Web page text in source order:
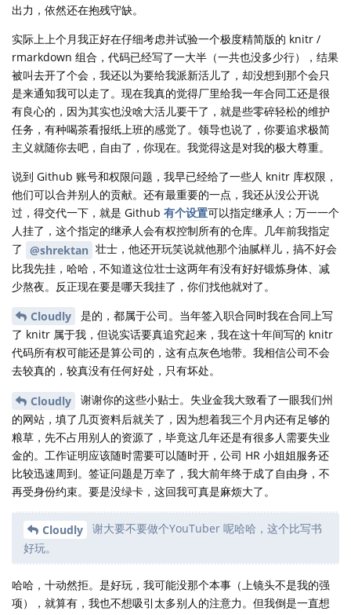
出力，依然还在抱残守缺。
实际上上个月我正好在仔细考虑并试验一个极度精简版的 knitr /
rmarkdown 组合，代码已经写了一大半（一共也没多少行），结果
被叫去开了个会，我还以为要给我派新活儿了，却没想到那个会只
是来通知我可以走了。现在我真的觉得厂里给我一年合同工还是很
有良心的，因为其实也没啥大活儿要干了，就是些零碎轻松的维护
任务，有种喝茶看报纸上班的感觉了。领导也说了，你要追求极简
主义就随你去吧，自由了，你现在。我觉得这是对我的极大尊重。
说到 Github 账号和权限问题，我早已经给了一些人 knitr 库权限，
他们可以合并别人的贡献。还有最重要的一点，我还从没公开说
过，得交代一下，就是 Github 有个设置可以指定继承人；万一一个
人挂了，这个指定的继承人会有权控制所有的仓库。几年前我指定
了 @shrektan 壮士，他还开玩笑说就他那个油腻样儿，搞不好会
比我先挂，哈哈，不知道这位壮士这两年有没有好好锻炼身体、减
少熬夜。反正现在要是哪天我挂了，你们找他就对了。
Cloudly
是的，都属于公司。当年签入职合同时我在合同上写
了 knitr 属于我，但说实话要真追究起来，我在这十年间写的 knitr
代码所有权可能还是算公司的，这有点灰色地带。我相信公司不会
去较真的，较真没有任何好处，只有坏处。
Cloudly
谢谢你的这些小贴士。失业金我大致看了一眼我们州
的网站，填了几页资料后就关了，因为想着我三个月内还有足够的
粮草，先不占用别人的资源了，毕竟这几年还是有很多人需要失业
金的。工作证明应该随时需要可以随时开，公司 HR 小姐姐服务还
比较迅速周到。签证问题是万幸了，我大前年终于成了自由身，不
再受身份约束。要是没绿卡，这回我可真是麻烦大了。
Cloudly
谢大要不要做个YouTuber 呢哈哈，这个比写书
好玩。
哈哈，十动然拒。是好玩，我可能没那个本事（上镜头不是我的强
项），就算有，我也不想吸引太多别人的注意力。但我倒是一直想